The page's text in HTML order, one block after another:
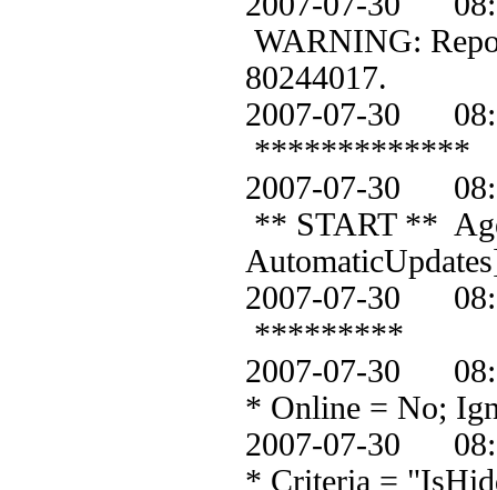
WARNING:
80244017.
2007-07-30
*************
2007-07-30
** START **
2007-07-30
*********
2007-07-30
* Online = No;
2007-07-30
* Criteria =